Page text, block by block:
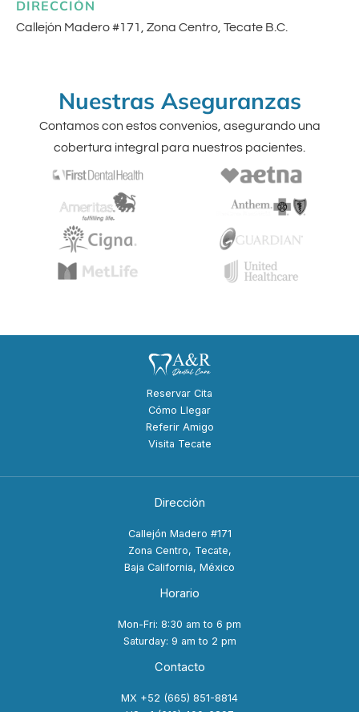
DIRECCIÓN
Callejón Madero #171, Zona Centro, Tecate B.C.
Nuestras Aseguranzas
Contamos con estos convenios, asegurando una
cobertura integral para nuestros pacientes.
Reservar Cita
Cómo Llegar
Referir Amigo
Visita Tecate
Dirección
Callejón Madero #171
Zona Centro, Tecate,
Baja California, México
Horario
Mon-Fri: 8:30 am to 6 pm
Saturday: 9 am to 2 pm
Contacto
MX +52 (665) 851-8814